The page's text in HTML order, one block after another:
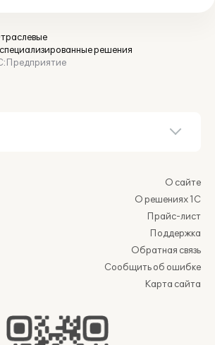
решения
О сайте
О решениях 1С
Прайс-лист
Поддержка
Обратная связь
Сообщить об ошибке
Карта сайта